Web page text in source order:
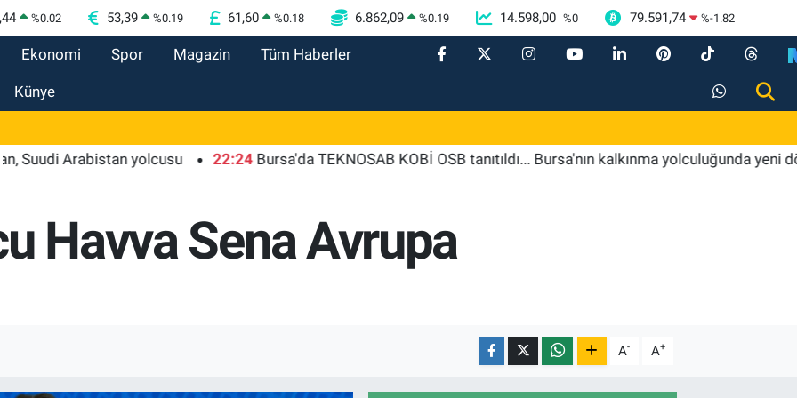
%0.02 53,39 %0.19 61,60 %0.18 6.862,09 %0.19 14.598,00 %0 79.591,74 %-1.82
Ekonomi Spor Magazin Tüm Haberler
Künye
Arabistan yolcusu 22:24 Bursa'da TEKNOSAB KOBİ OSB tanıtıldı... Bursa'nın kalkınma yolculuğunda yeni dönem
Havva Sena Avrupa
A- A+